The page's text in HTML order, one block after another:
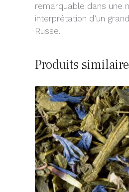
remarquable dans une
interprétation d’un
Russe.
Produits